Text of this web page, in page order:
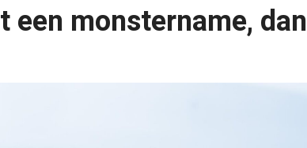
een monstername, dan